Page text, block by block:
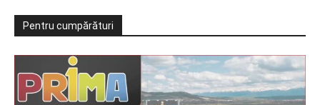
Pentru cumpărături